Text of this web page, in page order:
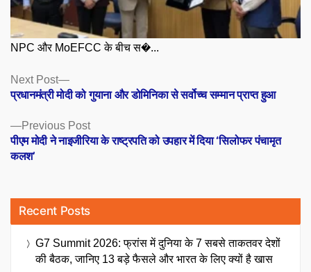
NPC और MoEFCC के बीच स�...
Posts
navigation
Previous PostPrevious
post:
पीएम मोदी ने नाइजीरिया के राष्ट्रपति को उपहार में दिया ‘सिलोफर पंचामृत
कलश’
Next Post
Next
post:
प्रधानमंत्री मोदी को गुयाना और डोमिनिका से सर्वोच्च सम्मान प्राप्त हुआ
Recent Posts
G7 Summit 2026: फ्रांस में दुनिया के 7 सबसे ताकतवर देशों
की बैठक, जानिए 13 बड़े फैसले और भारत के लिए क्यों है खास